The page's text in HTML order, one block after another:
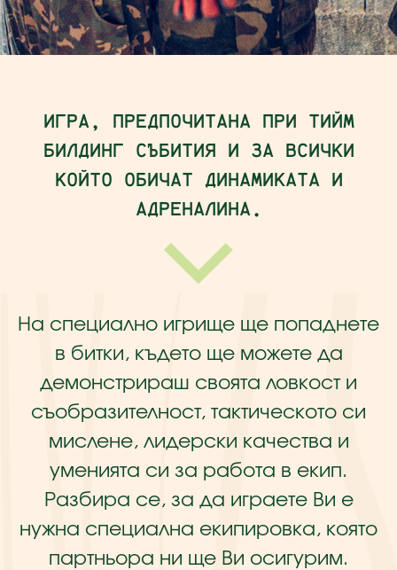
ИГРА, ПРЕДПОЧИТАНА ПРИ ТИЙМ
БИЛДИНГ СЪБИТИЯ И ЗА ВСИЧКИ
КОЙТО ОБИЧАТ ДИНАМИКАТА И
АДРЕНАЛИНА.
На специално игрище ще попаднете
в битки, където ще можете да
демонстрираш своята ловкост и
съобразителност, тактическото си
мислене, лидерски качества и
уменията си за работа в екип.
Разбира се, за да играете Ви е
нужна специална екипировка, която
партньора ни ще Ви осигурим.